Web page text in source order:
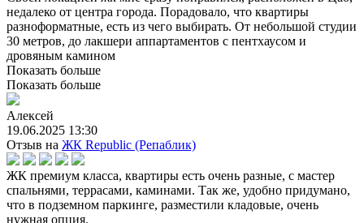
недалеко от центра города. Порадовало, что квартиры
разноформатные, есть из чего выбирать. От небольшой студии
30 метров, до лакшери аппартаментов с пентхаусом и
дровяным камином
Показать больше
Показать больше
Алексей
19.06.2025 13:30
Отзыв на ЖК Republic (Репаблик)
ЖК премиум класса, квартиры есть очень разные, с мастер
спальнями, террасами, каминами. Так же, удобно придумано,
что в подземном паркинге, разместили кладовые, очень
нужная опция.